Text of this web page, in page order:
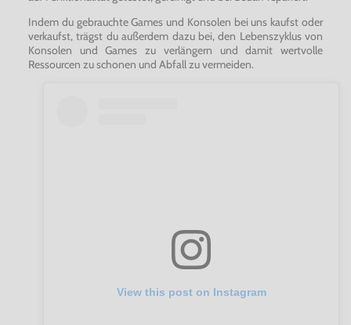
Indem du gebrauchte Games und Konsolen bei uns kaufst oder
verkaufst, trägst du außerdem dazu bei, den Lebenszyklus von
Konsolen und Games zu verlängern und damit wertvolle
Ressourcen zu schonen und Abfall zu vermeiden.
View this post on Instagram